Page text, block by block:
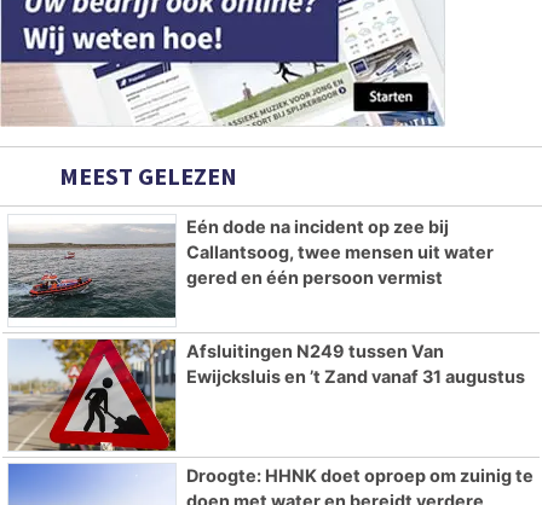
MEEST GELEZEN
Eén dode na incident op zee bij
Callantsoog, twee mensen uit water
gered en één persoon vermist
Afsluitingen N249 tussen Van
Ewijcksluis en ’t Zand vanaf 31 augustus
Droogte: HHNK doet oproep om zuinig te
doen met water en bereidt verdere